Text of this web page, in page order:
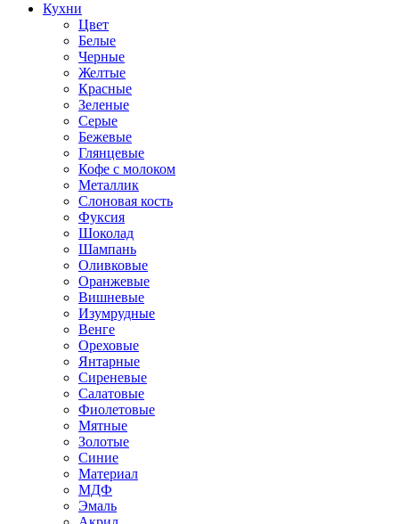
Кухни
Цвет
Белые
Черные
Желтые
Красные
Зеленые
Серые
Бежевые
Глянцевые
Кофе с молоком
Металлик
Слоновая кость
Фуксия
Шоколад
Шампань
Оливковые
Оранжевые
Вишневые
Изумрудные
Венге
Ореховые
Янтарные
Сиреневые
Салатовые
Фиолетовые
Мятные
Золотые
Синие
Материал
МДФ
Эмаль